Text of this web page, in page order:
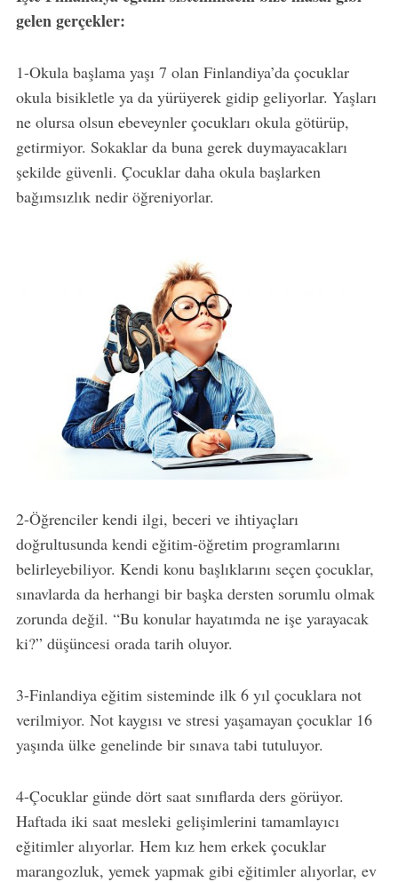
gelen gerçekler:
1-Okula başlama yaşı 7 olan Finlandiya’da çocuklar
okula bisikletle ya da yürüyerek gidip geliyorlar. Yaşları
ne olursa olsun ebeveynler çocukları okula götürüp,
getirmiyor. Sokaklar da buna gerek duymayacakları
şekilde güvenli. Çocuklar daha okula başlarken
bağımsızlık nedir öğreniyorlar.
2-Öğrenciler kendi ilgi, beceri ve ihtiyaçları
doğrultusunda kendi eğitim-öğretim programlarını
belirleyebiliyor. Kendi konu başlıklarını seçen çocuklar,
sınavlarda da herhangi bir başka dersten sorumlu olmak
zorunda değil. “Bu konular hayatımda ne işe yarayacak
ki?” düşüncesi orada tarih oluyor.
3-Finlandiya eğitim sisteminde ilk 6 yıl çocuklara not
verilmiyor. Not kaygısı ve stresi yaşamayan çocuklar 16
yaşında ülke genelinde bir sınava tabi tutuluyor.
4-Çocuklar günde dört saat sınıflarda ders görüyor.
Haftada iki saat mesleki gelişimlerini tamamlayıcı
eğitimler alıyorlar. Hem kız hem erkek çocuklar
marangozluk, yemek yapmak gibi eğitimler alıyorlar, ev